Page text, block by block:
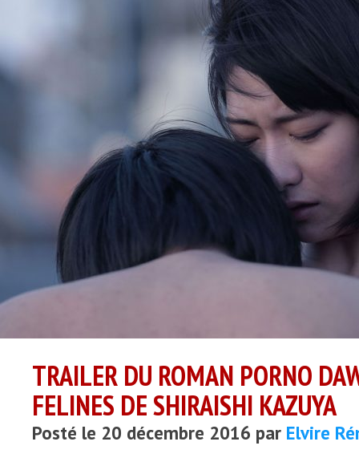
TRAILER DU ROMAN PORNO
FELINES DE SHIRAISHI KAZUYA
Posté le 20 décembre 2016 par Elvire